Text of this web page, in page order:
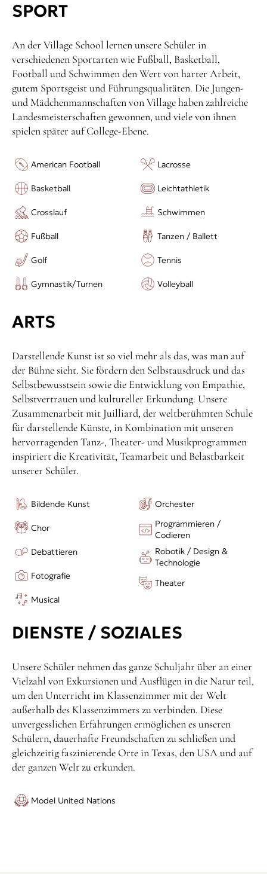
SPORT
An der Village School lernen unsere Schüler in
verschiedenen Sportarten wie Fußball, Basketball,
Football und Schwimmen den Wert von harter Arbeit,
gutem Sportsgeist und Führungsqualitäten. Die Jungen-
und Mädchenmannschaften von Village haben zahlreiche
Landesmeisterschaften gewonnen, und viele von ihnen
spielen später auf College-Ebene.
American Football
Basketball
Crosslauf
Fußball
Golf
Gymnastik/Turnen
Lacrosse
Leichtathletik
Schwimmen
Tanzen / Ballett
Tennis
Volleyball
ARTS
Darstellende Kunst ist so viel mehr als das, was man auf
der Bühne sieht. Sie fördern den Selbstausdruck und das
Selbstbewusstsein sowie die Entwicklung von Empathie,
Selbstvertrauen und kultureller Erkundung. Unsere
Zusammenarbeit mit Juilliard, der weltberühmten Schule
für darstellende Künste, in Kombination mit unseren
hervorragenden Tanz-, Theater- und Musikprogrammen
inspiriert die Kreativität, Teamarbeit und Belastbarkeit
unserer Schüler.
Bildende Kunst
Chor
Debattieren
Fotografie
Musical
Orchester
Programmieren /
Codieren
Robotik / Design &
Technologie
Theater
DIENSTE / SOZIALES
Unsere Schüler nehmen das ganze Schuljahr über an einer
Vielzahl von Exkursionen und Ausflügen in die Natur teil,
um den Unterricht im Klassenzimmer mit der Welt
außerhalb des Klassenzimmers zu verbinden. Diese
unvergesslichen Erfahrungen ermöglichen es unseren
Schülern, dauerhafte Freundschaften zu schließen und
gleichzeitig faszinierende Orte in Texas, den USA und auf
der ganzen Welt zu erkunden.
Model United Nations